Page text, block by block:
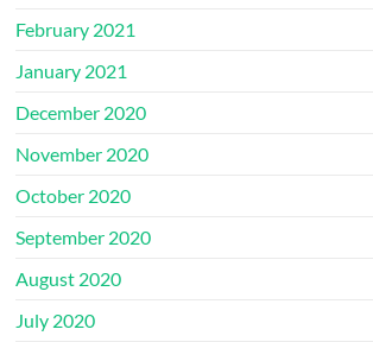
February 2021
January 2021
December 2020
November 2020
October 2020
September 2020
August 2020
July 2020